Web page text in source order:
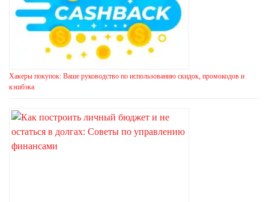
Хакеры покупок: Ваше руководство по использованию скидок, промокодов и
кэшбэка